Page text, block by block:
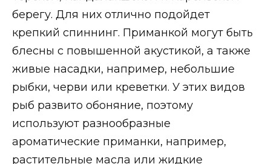
берегу. Для них отлично подойдет
крепкий спиннинг. Приманкой могут быть
блесны с повышенной акустикой, а также
живые насадки, например, небольшие
рыбки, черви или креветки. У этих видов
рыб развито обоняние, поэтому
используют разнообразные
ароматические приманки, например,
растительные масла или жидкие